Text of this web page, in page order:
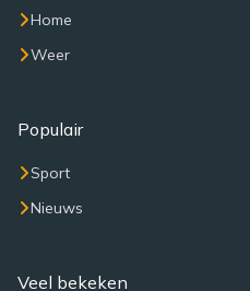
Home
Weer
Populair
Sport
Nieuws
Veel bekeken